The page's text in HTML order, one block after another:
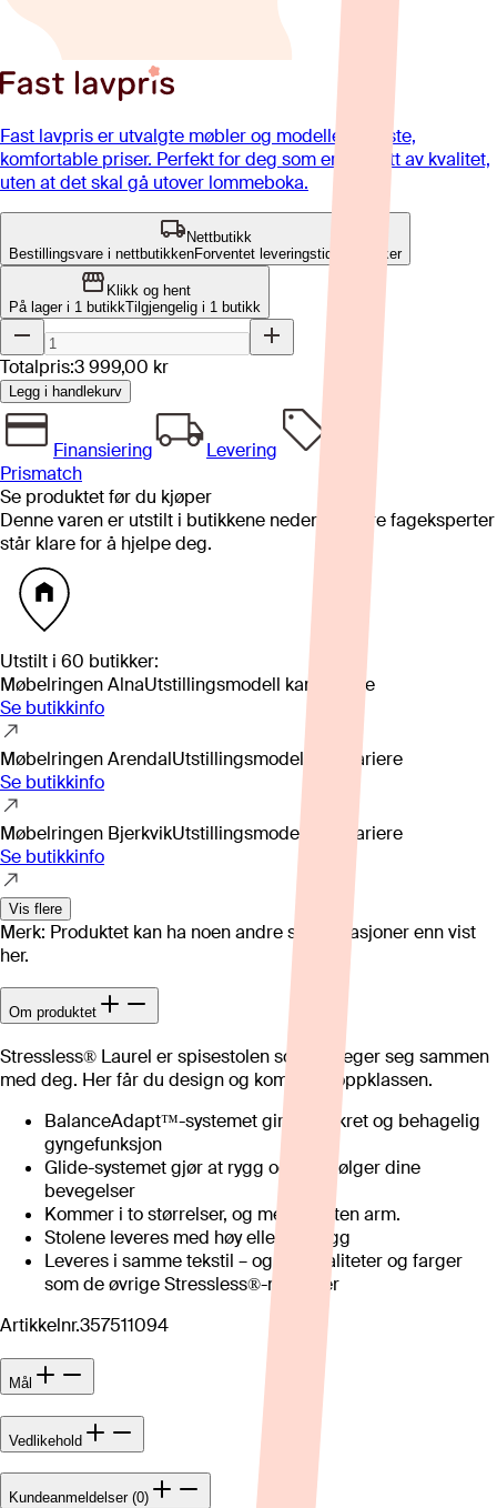
Fast lavpris er utvalgte møbler og modeller til faste,
komfortable priser. Perfekt for deg som er opptatt av kvalitet,
uten at det skal gå utover lommeboka.
Nettbutikk
Bestillingsvare i nettbutikkenForventet leveringstid: 8-12 uker
Klikk og hent
På lager i 1 butikkTilgjengelig i 1 butikk
Totalpris:3 999,00 kr
Legg i handlekurv
Finansiering
Levering
Prismatch
Se produktet før du kjøper
Denne varen er utstilt i butikkene nedenfor. Våre fageksperter
står klare for å hjelpe deg.
Utstilt i 60 butikker:
Møbelringen AlnaUtstillingsmodell kan variere
Se butikkinfo
Møbelringen ArendalUtstillingsmodell kan variere
Se butikkinfo
Møbelringen BjerkvikUtstillingsmodell kan variere
Se butikkinfo
Vis flere
Merk: Produktet kan ha noen andre spesifikasjoner enn vist
her.
Om produktet
Stressless® Laurel er spisestolen som beveger seg sammen
med deg. Her får du design og komfort i toppklassen.
BalanceAdapt™-systemet gir en diskret og behagelig
gyngefunksjon
Glide-systemet gjør at rygg og sete følger dine
bevegelser
Kommer i to størrelser, og med og uten arm.
Stolene leveres med høy eller lav rygg
Leveres i samme tekstil – og hudkvaliteter og farger
som de øvrige Stressless®-modeller
Artikkelnr.357511094
Mål
Vedlikehold
Kundeanmeldelser (0)